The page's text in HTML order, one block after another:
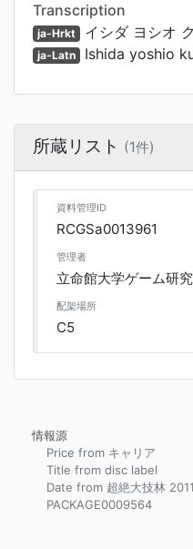
Transcription
ja-Hrkt イシダ ヨシオ
ja-Latn Ishida yoshio
所蔵リスト (1件)
資料管理ID
RCGSa0013961
管理者
立命館大学ゲーム研
配架場所
C5
情報源
Price from キャリア
Title from disc label
Date from 超絶大技林
PACKAGE0009564